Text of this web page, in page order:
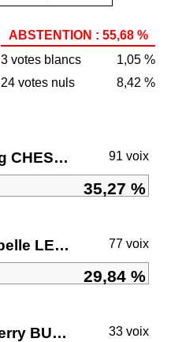
ABSTENTION : 55,68 %
3 votes blancs
1,05 %
24 votes nuls
8,42 %
Liste conduite par Loïg CHESNAIS-GIRARD 91 voix
35,27 %
Liste conduite par Isabelle LE CALLENNEC 77 voix
29,84 %
Liste conduite par Thierry BURLOT 33 voix